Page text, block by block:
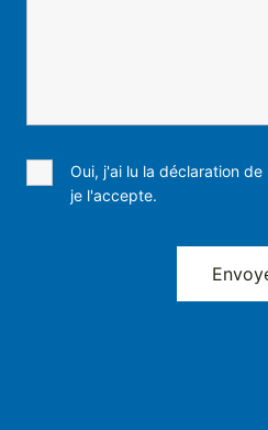
Oui, j'ai lu la déclaration
je l'accepte.